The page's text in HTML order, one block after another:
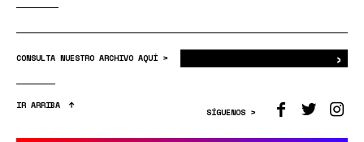
CONSULTA NUESTRO ARCHIVO AQUÍ > ›
IR ARRIBA
SÍGUENOS >